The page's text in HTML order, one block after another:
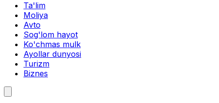
Ta'lim
Moliya
Avto
Sog'lom hayot
Ko'chmas mulk
Ayollar dunyosi
Turizm
Biznes